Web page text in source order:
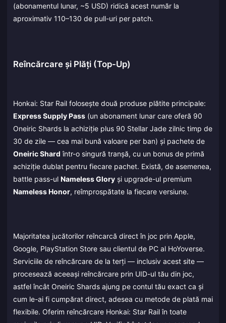
(abonamentul lunar, ~5 USD) ridică acest număr la
aproximativ 110–130 de pull-uri per patch.
Reîncărcare și Plăți (Top-Up)
Honkai: Star Rail folosește două produse plătite principale:
Express Supply Pass (un abonament lunar care oferă 90
Oneiric Shards la achiziție plus 90 Stellar Jade zilnic timp de
30 de zile — cea mai bună valoare per ban) și pachete de
Oneiric Shard într-o singură tranșă, cu un bonus de primă
achiziție dublat pentru fiecare pachet. Există, de asemenea,
battle pass-ul Nameless Glory și upgrade-ul premium
Nameless Honor, reîmprospătate la fiecare versiune.
Majoritatea jucătorilor reîncarcă direct în joc prin Apple,
Google, PlayStation Store sau clientul de PC al HoYoverse.
Serviciile de reîncărcare de la terți — inclusiv acest site —
procesează aceeași reîncărcare prin UID-ul tău din joc,
astfel încât Oneiric Shards ajung pe contul tău exact ca și
cum le-ai fi cumpărat direct, adesea cu metode de plată mai
flexibile. Oferim reîncărcare Honkai: Star Rail în toate